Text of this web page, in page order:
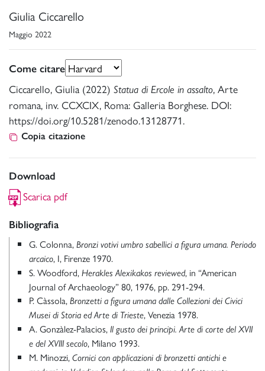
Giulia Ciccarello
Maggio 2022
Come citare
Ciccarello, Giulia (2022) Statua di Ercole in assalto, Arte
romana, inv. CCXCIX, Roma: Galleria Borghese. DOI:
https://doi.org/10.5281/zenodo.13128771.
Copia citazione
Download
Scarica pdf
Bibliografia
G. Colonna, Bronzi votivi umbro sabellici a figura umana. Periodo
arcaico, I, Firenze 1970.
S. Woodford, Herakles Alexikakos reviewed, in “American
Journal of Archaeology” 80, 1976, pp. 291-294.
P. Càssola, Bronzetti a figura umana dalle Collezioni dei Civici
Musei di Storia ed Arte di Trieste, Venezia 1978.
A. Gonzàlez-Palacios, Il gusto dei principi. Arte di corte del XVII
e del XVIII secolo, Milano 1993.
M. Minozzi, Cornici con applicazioni di bronzetti antichi e